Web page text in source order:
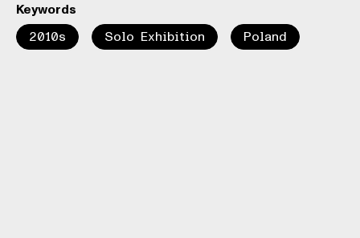
Keywords
2010s Solo Exhibition Poland